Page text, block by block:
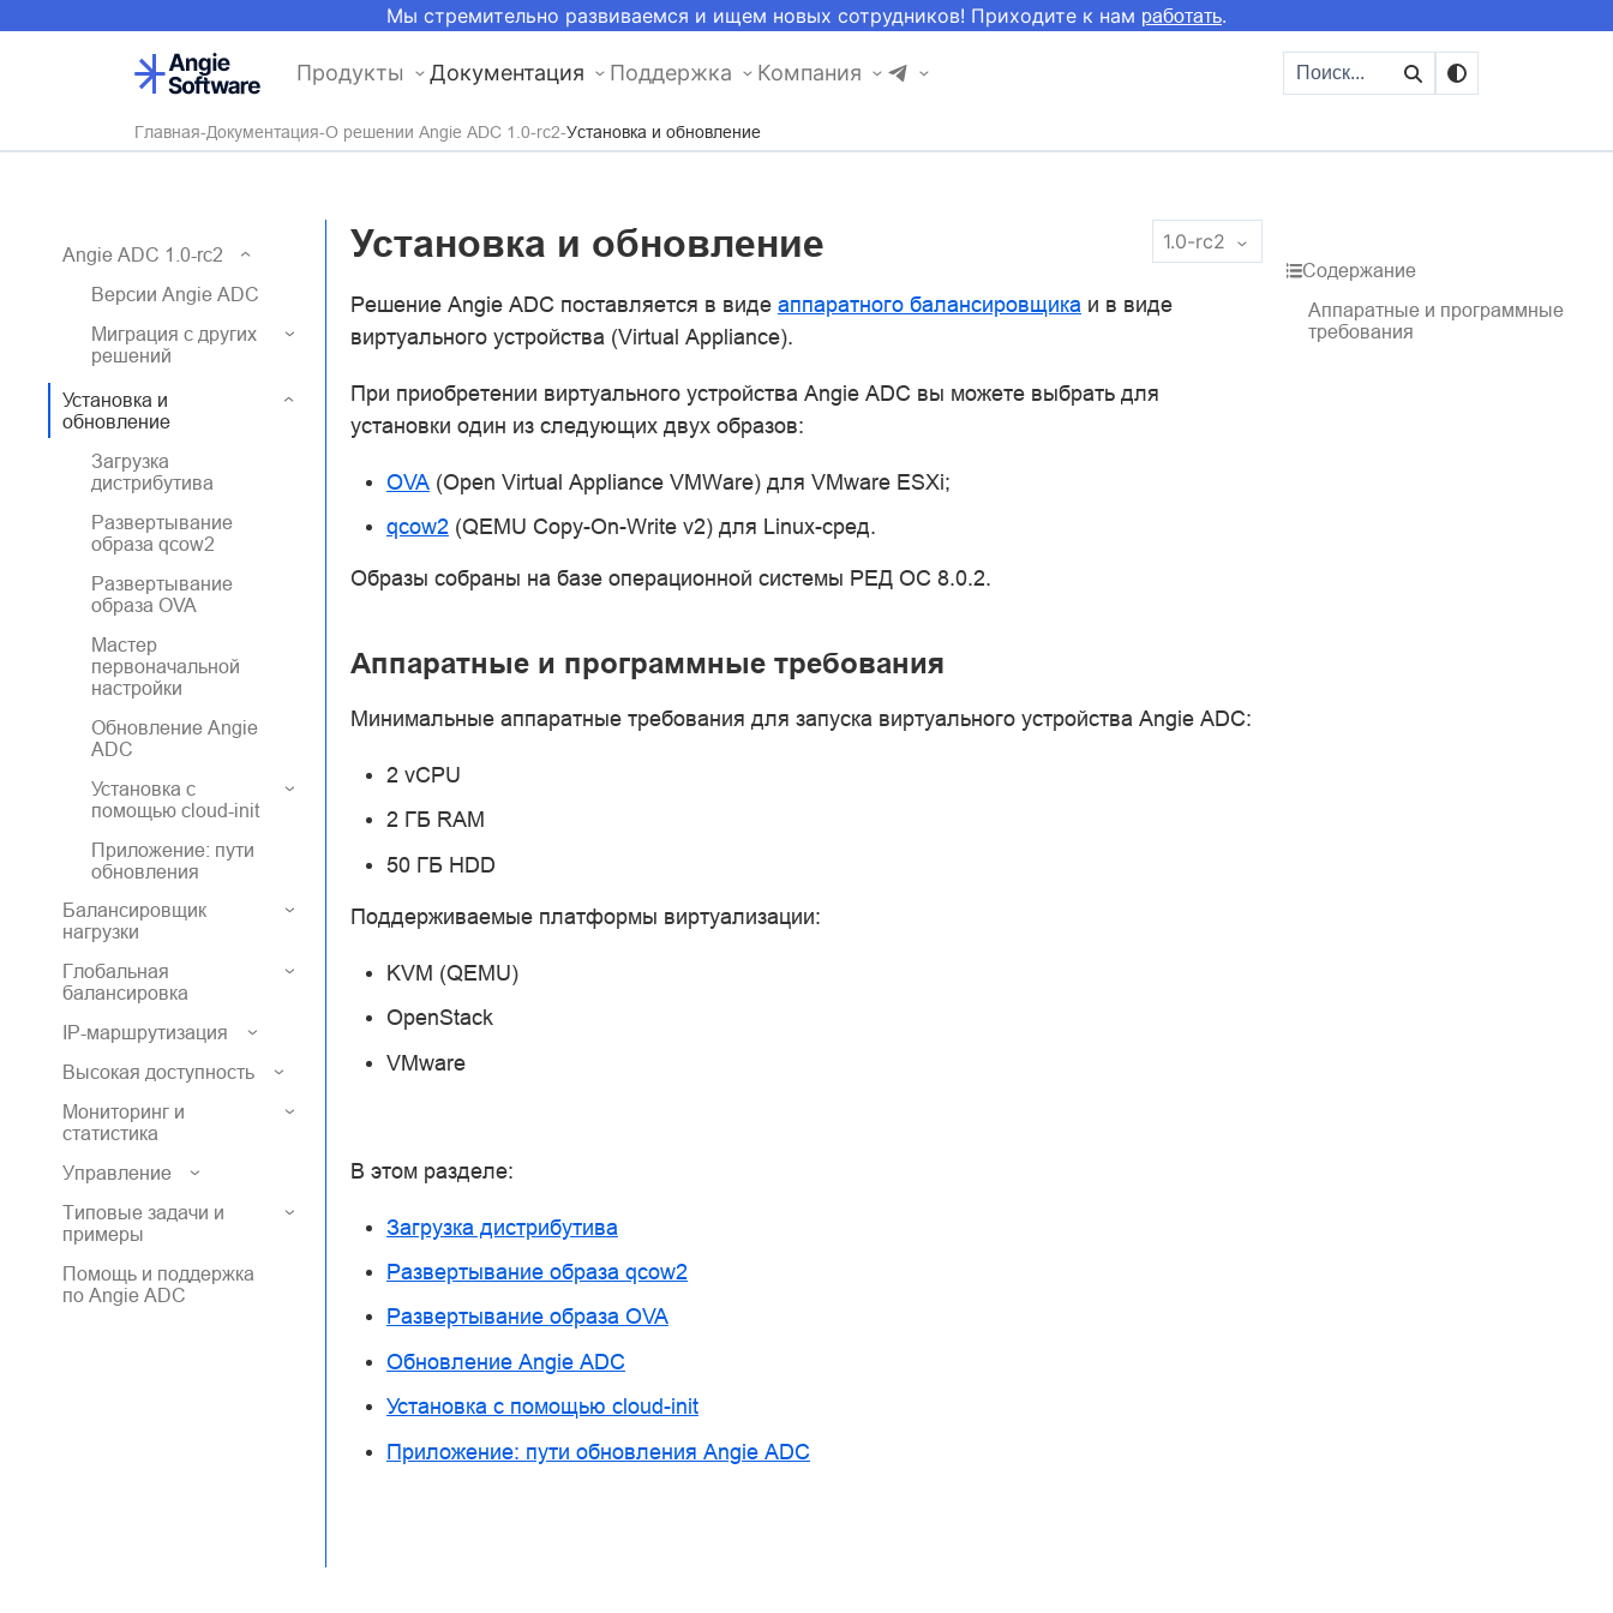
Мы стремительно развиваемся и ищем новых сотрудников! Приходите к нам работать.
Продукты Документация Поддержка Компания
Главная Документация О решении Angie ADC 1.0-rc2 Установка и обновление
Angie ADC 1.0-rc2
Версии Angie ADC
Миграция с других
решений
Установка и
обновление
Загрузка
дистрибутива
Развертывание
образа qcow2
Развертывание
образа OVA
Мастер
первоначальной
настройки
Обновление Angie
ADC
Установка с
помощью cloud-init
Приложение: пути
обновления
Балансировщик
нагрузки
Глобальная
балансировка
IP-маршрутизация
Высокая доступность
Мониторинг и
статистика
Управление
Типовые задачи и
примеры
Помощь и поддержка
по Angie ADC
1.0-rc2
Установка и обновление
Решение Angie ADC поставляется в виде аппаратного балансировщика и в виде
виртуального устройства (Virtual Appliance).
При приобретении виртуального устройства Angie ADC вы можете выбрать для
установки один из следующих двух образов:
OVA (Open Virtual Appliance VMWare) для VMware ESXi;
qcow2 (QEMU Copy-On-Write v2) для Linux-сред.
Образы собраны на базе операционной системы РЕД ОС 8.0.2.
Аппаратные и программные требования
Минимальные аппаратные требования для запуска виртуального устройства Angie ADC:
2 vCPU
2 ГБ RAM
50 ГБ HDD
Поддерживаемые платформы виртуализации:
KVM (QEMU)
OpenStack
VMware
В этом разделе:
Загрузка дистрибутива
Развертывание образа qcow2
Развертывание образа OVA
Обновление Angie ADC
Установка с помощью cloud-init
Приложение: пути обновления Angie ADC
Содержание
Аппаратные и программные
требования